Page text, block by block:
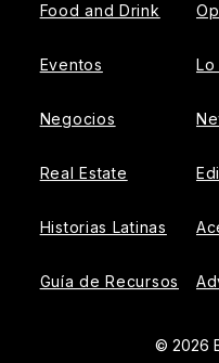
Food and Drink
Eventos
Negocios
Real Estate
Historias Latinas
Guía de Recursos
Lo
© 2026